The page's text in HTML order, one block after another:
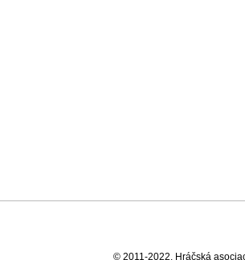
© 2011-2022, Hráčská